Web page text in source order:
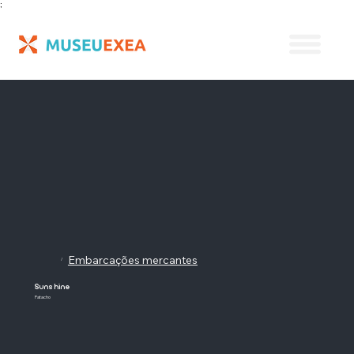
;
/ Embarcações mercantes
Sunshine
Patacho